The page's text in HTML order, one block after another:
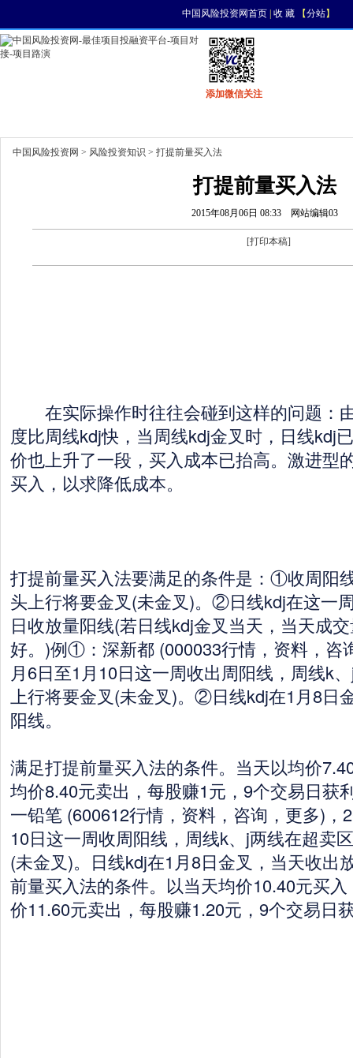
中国风险投资网首页| 收 藏【分站】
添加微信关注
中国风险投资网 > 风险投资知识 > 打提前量买入法
打提前量买入法
2015年08月06日 08:33 网站编辑03
[打印本稿]
在实际操作时往往会碰到这样的问题：
度比周线kdj快，当周线kdj金叉时，日线kdj
价也上升了一段，买入成本已抬高。激进型
买入，以求降低成本。
打提前量买入法要满足的条件是：①收周阳
头上行将要金叉(未金叉)。②日线kdj在这一
日收放量阳线(若日线kdj金叉当天，当天成
好。)例①：深新都 (000033行情，资料，咨
月6日至1月10日这一周收出周阳线，周线k
上行将要金叉(未金叉)。②日线kdj在1月8日
阳线。
满足打提前量买入法的条件。当天以均价
均价8.40元卖出，每股赚1元，9个交易日获
一铅笔 (600612行情，资料，咨询，更多)，
10日这一周收周阳线，周线k、j两线在超卖
(未金叉)。日线kdj在1月8日金叉，当天收出
前量买入法的条件。以当天均价10.40元买
价11.60元卖出，每股赚1.20元，9个交易日